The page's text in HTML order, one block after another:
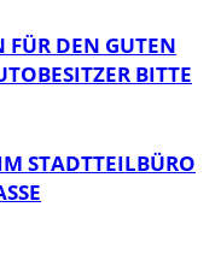
FÜR DEN GUTEN
BITTE
STADTTEILBÜRO